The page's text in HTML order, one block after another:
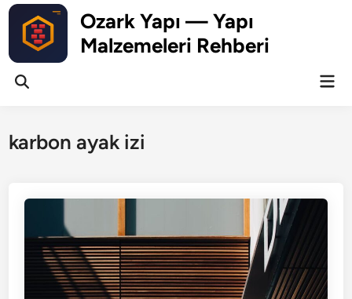
Skip
content
Ozark Yapı — Yapı
Malzemeleri Rehberi
Open
karbon ayak izi